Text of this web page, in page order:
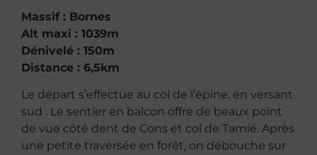
Massif : Bornes
Alt maxi : 1039m
Dénivelé : 150m
Distance : 6,5km
Le départ s’effectue au col de l’épine, en versant
sud . Le sentier en balcon offre de beaux point
de vue côté dent de Cons et col de Tamié. Après
une petite traversée en forêt, on débouche sur